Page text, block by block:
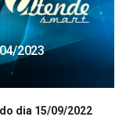
2023
dia 15/09/2022